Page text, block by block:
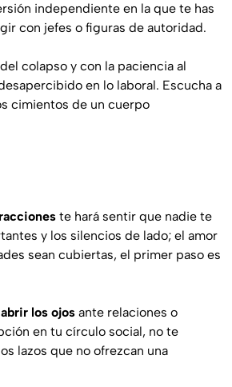
independiente en la que te has
con jefes o figuras de autoridad.
colapso y con la paciencia al
en lo laboral. Escucha a
cimientos de un cuerpo
te hará sentir que nadie te
y los silencios de lado; el amor
sean cubiertas, el primer paso es
los ojos ante relaciones o
en tu círculo social, no te
lazos que no ofrezcan una